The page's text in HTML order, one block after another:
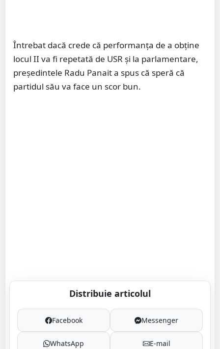
Întrebat dacă crede că performanța de a obține
locul II va fi repetată de USR și la parlamentare,
președintele Radu Panait a spus că speră că
partidul său va face un scor bun.
Distribuie articolul
Facebook Messenger
WhatsApp E-mail